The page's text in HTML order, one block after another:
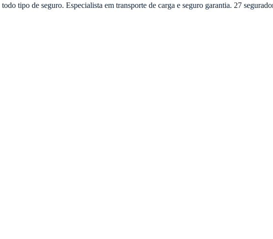
tipo de seguro. Especialista em transporte de carga e seguro garantia. 27